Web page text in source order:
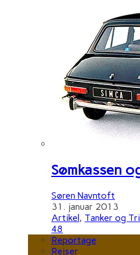
Sømkassen
Søren Navntoft
31. januar 2013
Artikel, Tanker og
48
Reportage
Rejser